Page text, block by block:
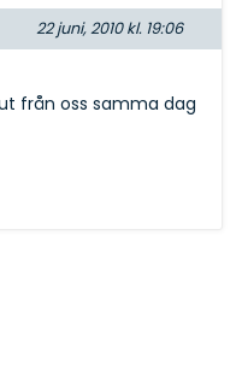
22 juni, 2010 kl. 19:06
från oss samma dag